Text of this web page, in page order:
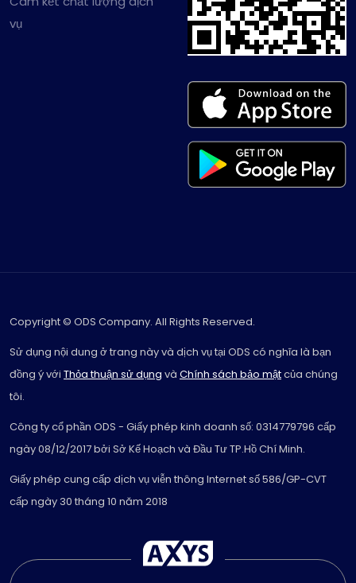
vụ
Copyright © ODS Company. All Rights Reserved.
Sử dụng nội dung ở trang này và dịch vụ tại ODS có nghĩa là bạn
đồng ý với Thỏa thuận sử dụng và Chính sách bảo mậtcủa chúng
tôi.
Công ty cổ phần ODS - Giấy phép kinh doanh số: 0314779796 cấp
ngày 08/12/2017 bởi Sở Kế Hoạch và Đầu Tư TP.Hồ Chí Minh.
Giấy phép cung cấp dịch vụ viễn thông Internet số 586/GP-CVT
cấp ngày 30 tháng 10 năm 2018